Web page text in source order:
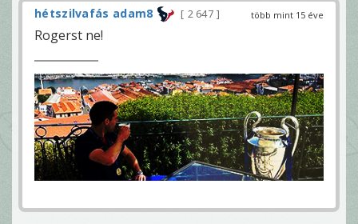
több mint 15 éve
hétszilvafás adam8 2 647
Rogerst ne!